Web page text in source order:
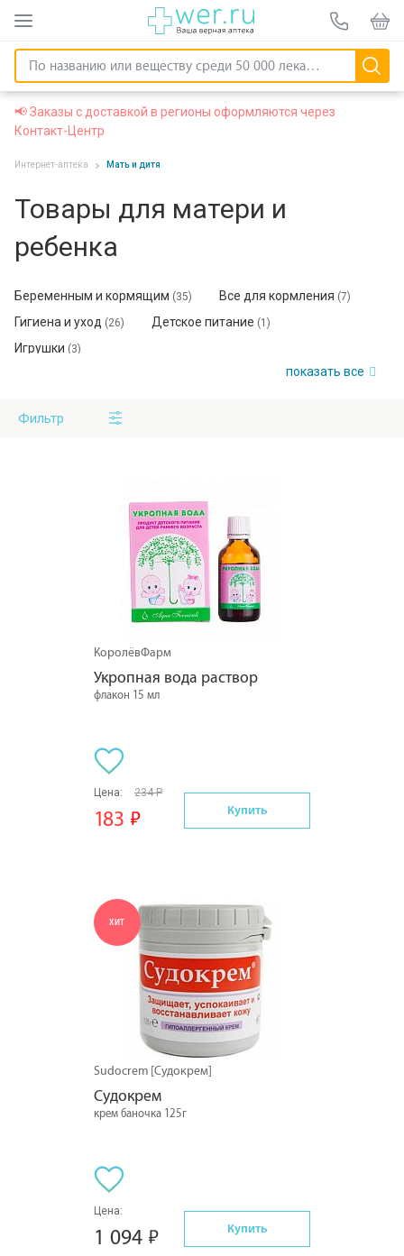
📢 Заказы с доставкой в регионы оформляются через
Контакт-Центр
Интернет-аптека Мать и дитя
Товары для матери и
ребенка
Беременным и кормящим (35) Все для кормления (7)
Гигиена и уход (26) Детское питание (1)
Игрушки (3)
показать все
Фильтр
КоролёвФарм
Укропная вода раствор
флакон 15 мл
Цена: 234 Р
183 Купить
ХИТ
Sudocrem [Судокрем]
Судокрем
крем баночка 125г
Цена:
1 094 Купить